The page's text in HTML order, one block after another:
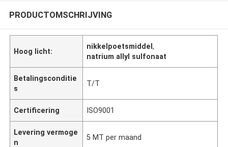
PRODUCTOMSCHRIJVING
Hoog licht:
nikkelpoetsmiddel,
natrium allyl sulfonaat
Betalingsconditie
s
T/T
Certificering ISO9001
Levering vermoge
n
5 MT per maand